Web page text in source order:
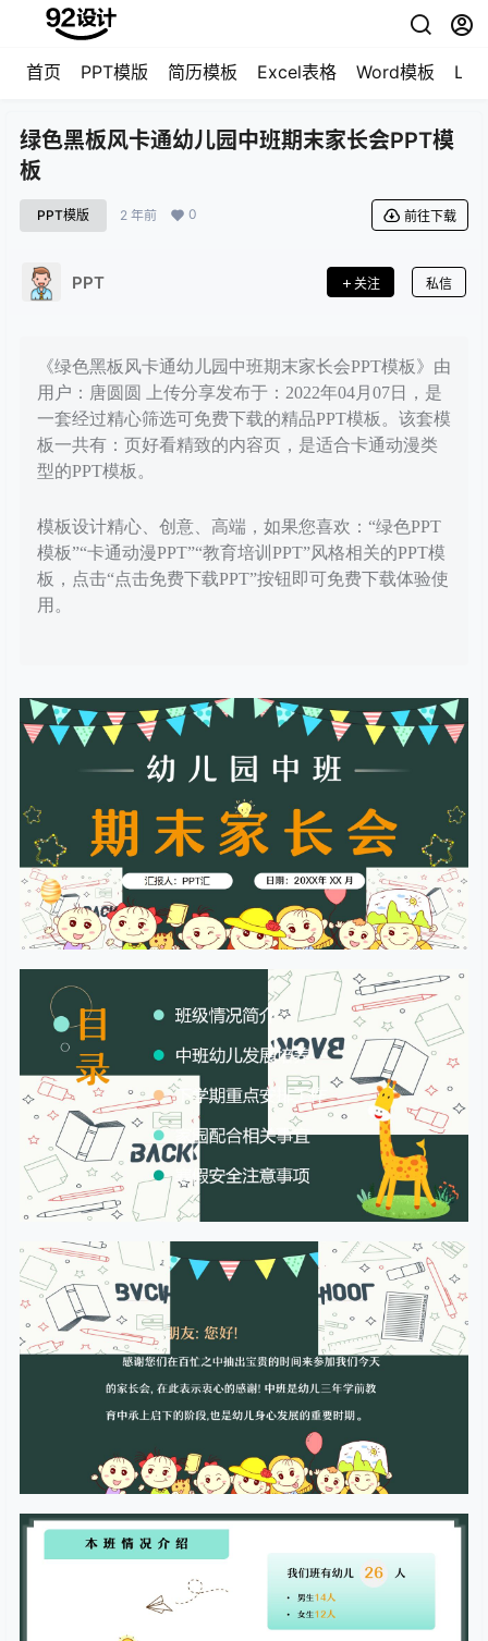
首页 PPT模版 简历模板 Excel表格 Word模板
绿色黑板风卡通幼儿园中班期末家长会PPT模
板
PPT模版 2 年前 0 前往下载
PPT 关注 私信
《绿色黑板风卡通幼儿园中班期末家长会PPT模板》由
用户：唐圆圆 上传分享发布于：2022年04月07日，是
一套经过精心筛选可免费下载的精品PPT模板。该套模
板一共有：页好看精致的内容页，是适合卡通动漫类
型的PPT模板。
模板设计精心、创意、高端，如果您喜欢：“绿色PPT
模板”“卡通动漫PPT”“教育培训PPT”风格相关的PPT模
板，点击“点击免费下载PPT”按钮即可免费下载体验使
用。